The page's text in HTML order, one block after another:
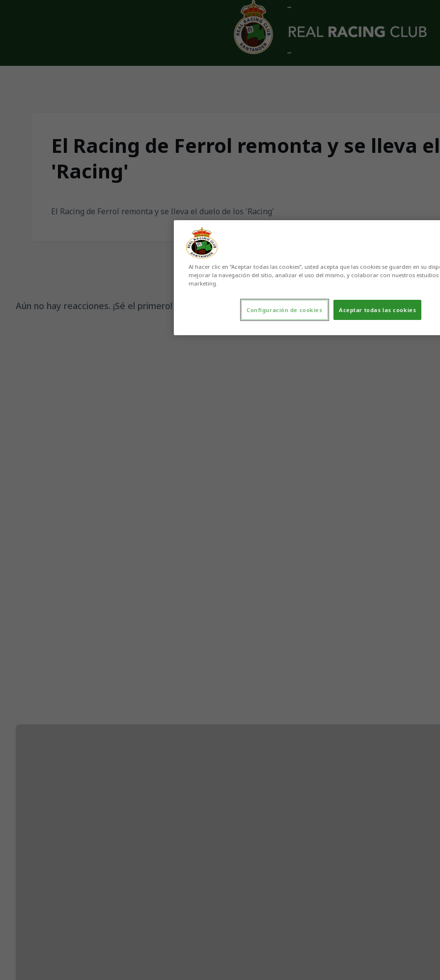
Skip to main content
El Racing de Ferrol remonta y se lleva
'Racing'
El Racing de Ferrol remonta y se lleva el duelo de los 'Racing'
Aún no hay reacciones. ¡Sé el primero!
Al hacer clic en “Aceptar todas las cookies”, usted acepta que las cookies se guarden en su
mejorar la navegación del sitio, analizar el uso del mismo, y colaborar con nuestros
marketing.
Aceptar todas las cookies
Configuración de cookies